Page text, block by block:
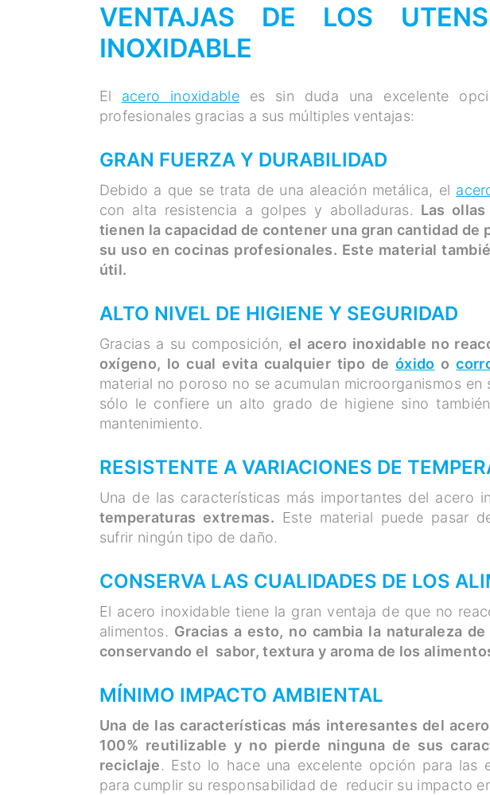
VENTAJAS DE LOS
INOXIDABLE
El acero inoxidable es sin duda una excelente
profesionales gracias a sus múltiples ventajas:
GRAN FUERZA Y DURABILIDAD
Debido a que se trata de una aleación metálica, el
con alta resistencia a golpes y abolladuras. Las
tienen la capacidad de contener una gran cantidad de
su uso en cocinas profesionales. Este material
útil.
ALTO NIVEL DE HIGIENE Y SEGURIDAD
Gracias a su composición, el acero inoxidable no
oxígeno, lo cual evita cualquier tipo deóxido o
material no poroso no se acumulan microorganismos
sólo le confiere un alto grado de higiene sino
mantenimiento.
RESISTENTE A VARIACIONES DE
Una de las características más importantes del acero
temperaturas extremas. Este material puede pasar
sufrir ningún tipo de daño.
CONSERVA LAS CUALIDADES DE LOS
El acero inoxidable tiene la gran ventaja de que no
alimentos. Gracias a esto, no cambia la naturaleza
conservando el sabor, textura y aroma de los
MÍNIMO IMPACTO AMBIENTAL
Una de las características más interesantes del
100% reutilizable y no pierde ninguna de sus
reciclaje. Esto lo hace una excelente opción para las
para cumplir su responsabilidad de reducir su impacto